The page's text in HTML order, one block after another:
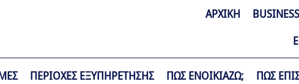
ΑΡΧΙΚΗ
ΠΕΡΙΟΧΕΣ ΕΞΥΠΗΡΕΤΗΣΗΣ ΠΩΣ ΕΝΟΙΚΙΑΖΩ; ΠΩΣ